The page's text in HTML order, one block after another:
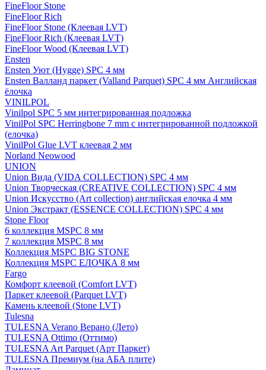
FineFloor Stone
FineFloor Rich
FineFloor Stone (Клеевая LVT)
FineFloor Rich (Клеевая LVT)
FineFloor Wood (Клеевая LVT)
Ensten
Ensten Уют (Hygge) SPC 4 мм
Ensten Валланд паркет (Valland Parquet) SPC 4 мм Английская
ёлочка
VINILPOL
Vinilpol SPC 5 мм интегрированная подложка
VinilPol SPC Herringbone 7 mm с интегрированной подложкой
(елочка)
VinilPol Glue LVT клеевая 2 мм
Norland Neowood
UNION
Union Вида (VIDA COLLECTION) SPC 4 мм
Union Творческая (CREATIVE COLLECTION) SPC 4 мм
Union Искусство (Art collection) английская елочка 4 мм
Union Экстракт (ESSENCE COLLECTION) SPC 4 мм
Stone Floor
6 коллекция MSPC 8 мм
7 коллекция MSPC 8 мм
Коллекция MSPC BIG STONE
Коллекция MSPC ЕЛОЧКА 8 мм
Fargo
Комфорт клеевой (Comfort LVT)
Паркет клеевой (Parquet LVT)
Камень клеевой (Stone LVT)
Tulesna
TULESNA Verano Верано (Лето)
TULESNA Ottimo (Оттимо)
TULESNA Art Parquet (Арт Паркет)
TULESNA Премиум (на АБА плите)